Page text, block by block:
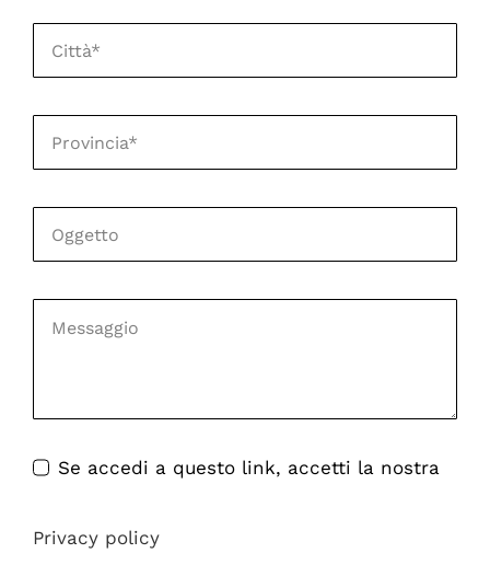
Se accedi a questo link, accetti la nostra
Privacy policy